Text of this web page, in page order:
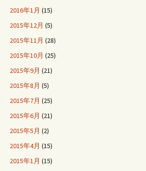
2016年1月 (15)
2015年12月 (5)
2015年11月 (28)
2015年10月 (25)
2015年9月 (21)
2015年8月 (5)
2015年7月 (25)
2015年6月 (21)
2015年5月 (2)
2015年4月 (15)
2015年1月 (15)